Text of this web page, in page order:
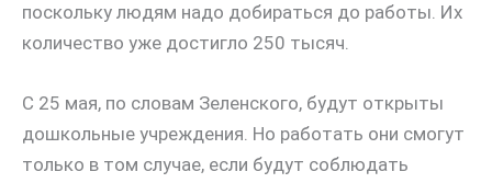
поскольку людям надо добираться до работы. Их
количество уже достигло 250 тысяч.
С 25 мая, по словам Зеленского, будут открыты
дошкольные учреждения. Но работать они смогут
только в том случае, если будут соблюдать